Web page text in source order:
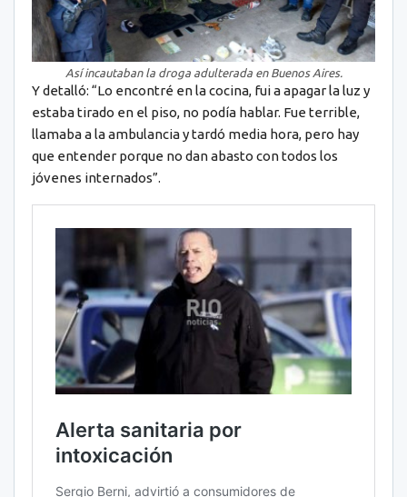
Así incautaban la droga adulterada en Buenos Aires.
Y detalló: “Lo encontré en la cocina, fui a apagar la luz y
estaba tirado en el piso, no podía hablar. Fue terrible,
llamaba a la ambulancia y tardó media hora, pero hay
que entender porque no dan abasto con todos los
jóvenes internados”.